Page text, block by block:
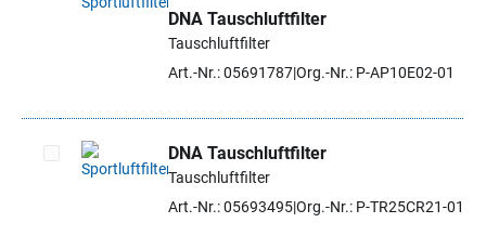
Artikel auswählen
DNA Tauschluftfilter
Tauschluftfilter
Art.-Nr.: 05691787Org.-Nr.: P-AP10E02-01
Artikel auswählen
DNA Tauschluftfilter
Tauschluftfilter
Art.-Nr.: 05693495Org.-Nr.: P-TR25CR21-01